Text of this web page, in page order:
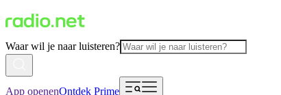
Waar wil je naar luisteren?
App openenOntdek Prime